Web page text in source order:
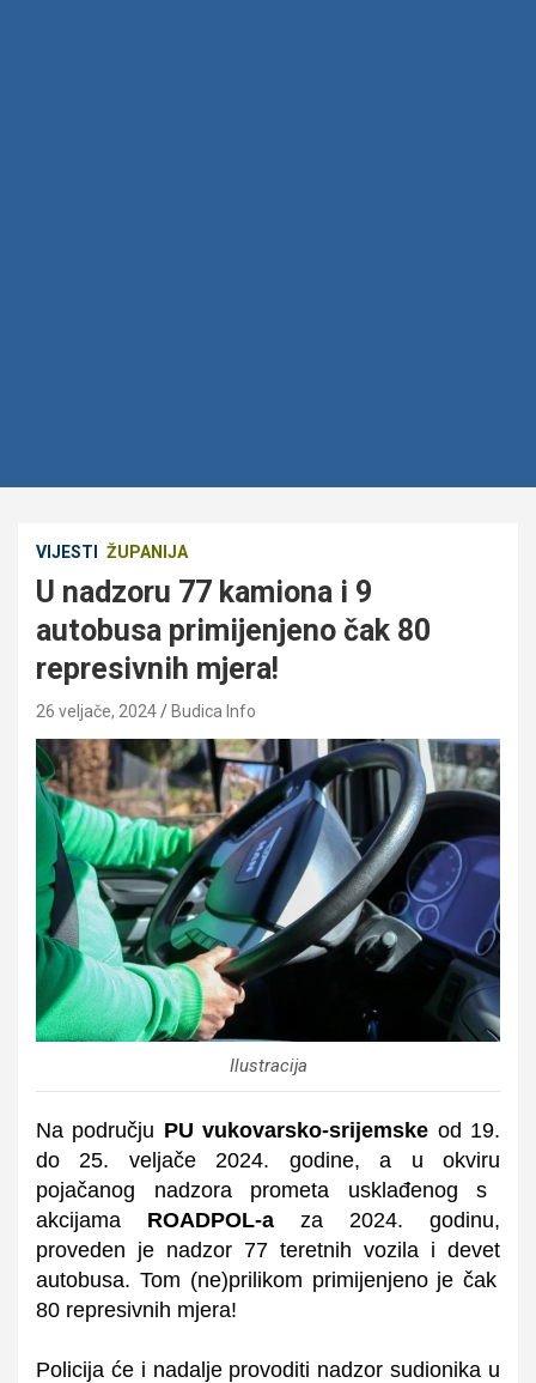
VIJESTI ŽUPANIJA
U nadzoru 77 kamiona i 9
autobusa primijenjeno čak 80
represivnih mjera!
26 veljače, 2024 Budica Info
Ilustracija
Na području PU vukovarsko-srijemske od 19.
do 25. veljače 2024. godine, a uokviru
pojačanog nadzora prometa usklađenog s
akcijama ROADPOL-a za 2024. godinu,
proveden je nadzor 77 teretnih vozila i devet
autobusa. Tom (ne)prilikom primijenjeno je čak
80 represivnih mjera!
Policija će i nadalje provoditi nadzor sudionika u